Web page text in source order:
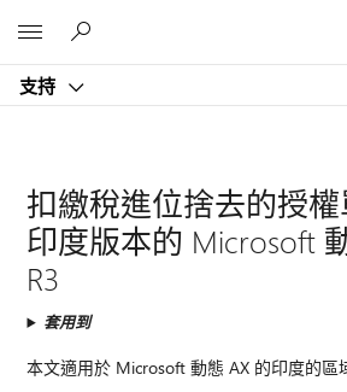
支持
扣繳稅進位捨去的授
印度版本的 Microsoft
R3
套用到
本文適用於 Microsoft 動態 AX 的印度的區